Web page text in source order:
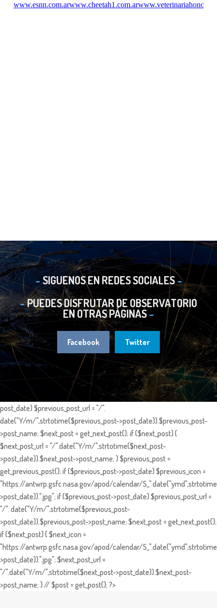
SIGUENOS EN REDES SOCIALES
PUEDES DISFRUTAR DE OBSERVATORIO
EN OTRAS PÁGINAS
Facebook Twitter
post_date) $previous_post_url = "/".
date("Y/m/",strtotime($previous_post->post_date)).$previous_post-
>post_name; $next_post = get_next_post(); if ($next_post) {
$next_post_url = "/".date("Y/m/",strtotime($next_post-
>post_date)).$next_post->post_name; } $previous_post =
get_previous_post(); if ($previous_post->post_date) $previous_icon =
"https://antwrp.gsfc.nasa.gov/apod/calendar/
>post_date)).".jpg"; if ($previous_post->post_date) $previous_post_url =
"/". date("Y/m/",strtotime($previous_post-
>post_date)).$previous_post->post_name; $next_post = get_next_post();
if ($next_post) { $next_icon =
"https://antwrp.gsfc.nasa.gov/apod/calendar/
>post_date)).".jpg"; $next_post_url =
"/".date("Y/m/",strtotime($next_post->post_date)).$next_post-
>post_name; } // $post = get_post(); ?>